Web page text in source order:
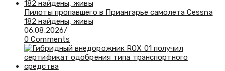
Пилоты пропавшего в Приангарье самолета Cessna
182 найдены, живы
06.08.2026/
0 Comments